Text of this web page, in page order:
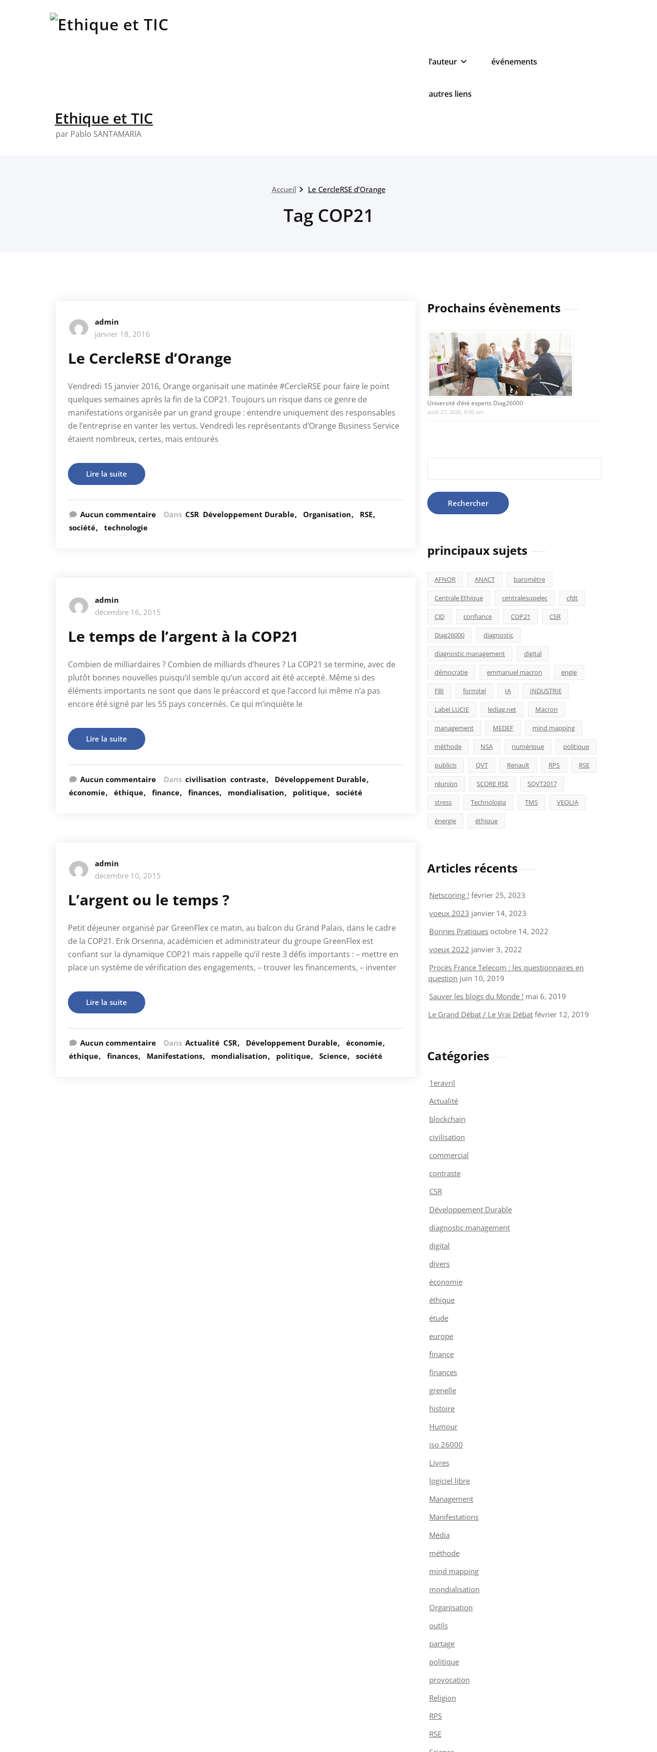
Ethique et TIC
par Pablo SANTAMARIA
l’auteur événements
autres liens
Accueil Le CercleRSE d’Orange
Tag COP21
admin
janvier 18, 2016
Le CercleRSE d’Orange
Vendredi 15 janvier 2016, Orange organisait une matinée #CercleRSE pour faire le point
quelques semaines après la fin de la COP21. Toujours un risque dans ce genre de
manifestations organisée par un grand groupe : entendre uniquement des responsables
de l’entreprise en vanter les vertus. Vendredi les représentants d’Orange Business Service
étaient nombreux, certes, mais entourés
Lire la suite
Aucun commentaire Dans CSR Développement Durable Organisation
RSE
société
technologie
admin
décembre 16, 2015
Le temps de l’argent à la COP21
Combien de milliardaires ? Combien de milliards d’heures ? La COP21 se termine, avec de
plutôt bonnes nouvelles puisqu’il semble qu’un accord ait été accepté. Même si des
éléments importants ne sont que dans le préaccord et que l’accord lui même n’a pas
encore été signé par les 55 pays concernés. Ce qui m’inquiète le
Lire la suite
Aucun commentaire Dans civilisation contraste
Développement Durable
économie
éthique finance finances mondialisation politique société
admin
décembre 10, 2015
L’argent ou le temps ?
Petit déjeuner organisé par GreenFlex ce matin, au balcon du Grand Palais, dans le cadre
de la COP21. Erik Orsenna, académicien et administrateur du groupe GreenFlex est
confiant sur la dynamique COP21 mais rappelle qu’il reste 3 défis importants : – mettre en
place un système de vérification des engagements, – trouver les financements, – inventer
Lire la suite
Aucun commentaire Dans Actualité CSR Développement Durable
économie
éthique
finances Manifestations mondialisation politique Science société
Prochains évènements
Université d’été experts Diag26000
août 27, 2026, 9:00 am
principaux sujets
AFNOR ANACT baromètre
Centrale Ethique centralesupelec cfdt
CJD confiance COP21 CSR
Diag26000 diagnostic
diagnostic management digital
démocratie emmanuel macron engie
FBI formitel IA INDUSTRIE
Label LUCIE lediag.net Macron
management MEDEF mind mapping
méthode NSA numérique politique
publicis QVT Renault RPS RSE
réunion SCORE RSE SQVT2017
stress Technologia TMS VEOLIA
énergie éthique
Articles récents
Netscoring ! février 25, 2023
voeux 2023 janvier 14, 2023
Bonnes Pratiques octobre 14, 2022
voeux 2022 janvier 3, 2022
Procès France Telecom : les questionnaires en
question juin 10, 2019
Sauver les blogs du Monde ! mai 6, 2019
Le Grand Débat / Le Vrai Débat février 12, 2019
Catégories
1eravril
Actualité
blockchain
civilisation
commercial
contraste
CSR
Développement Durable
diagnostic management
digital
divers
économie
éthique
étude
europe
finance
finances
grenelle
histoire
Humour
iso 26000
Livres
logiciel libre
Management
Manifestations
Média
méthode
mind mapping
mondialisation
Organisation
outils
partage
politique
provocation
Religion
RPS
RSE